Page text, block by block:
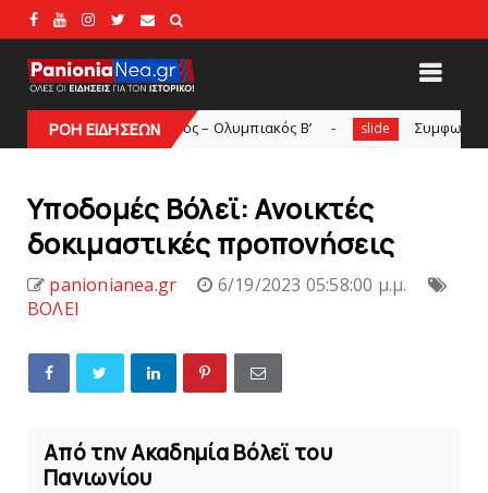
ΡΟΗ ΕΙΔΗΣΕΩΝ
Πανιώνιος – Ολυμπιακός Β’ slide Συμφωνία με Tαβάρες,
Υποδομές Βόλεϊ: Aνοικτές
δοκιμαστικές προπονήσεις
panionianea.gr
6/19/2023 05:58:00 μ.μ.
ΒΟΛΕΙ
Από την Ακαδημία Βόλεϊ του
Πανιωνίου